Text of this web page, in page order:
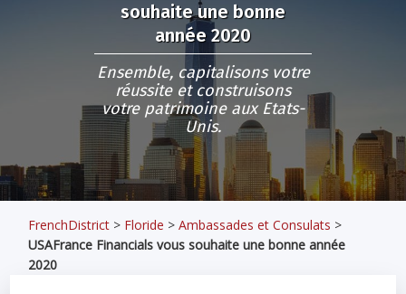
souhaite une bonne
année 2020
Ensemble, capitalisons votre
réussite et construisons
votre patrimoine aux Etats-
Unis.
FrenchDistrict > Floride >Ambassades et Consulats >
USAFrance Financials vous souhaite une bonne année
2020